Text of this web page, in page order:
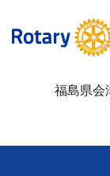
ス
福島県会